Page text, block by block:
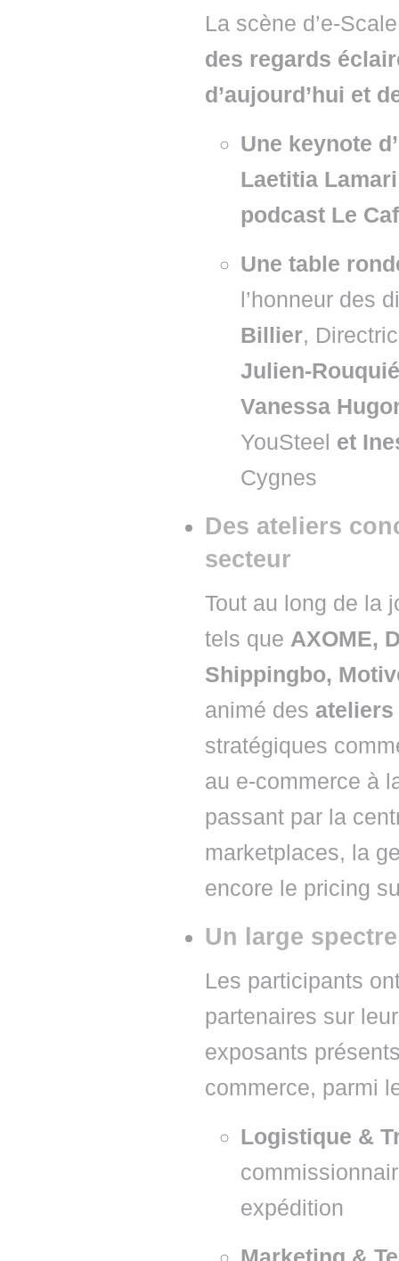
La scène d’e-
des regards
d’aujourd’hui et
Une keynote
Laetitia
podcast Le
Une table
l’honneur des
Billier,
Julien-Rouquié
Vanessa
YouSteel et
Cygnes
Des ateliers
secteur
Tout au long de la
tels que AXOME,
Shippingbo,
animé des
stratégiques
au e-commerce à
passant par la
marketplaces, la
encore le pricing
Un large
Les participants
partenaires sur
exposants
commerce, parmi
Logistique &
expédition